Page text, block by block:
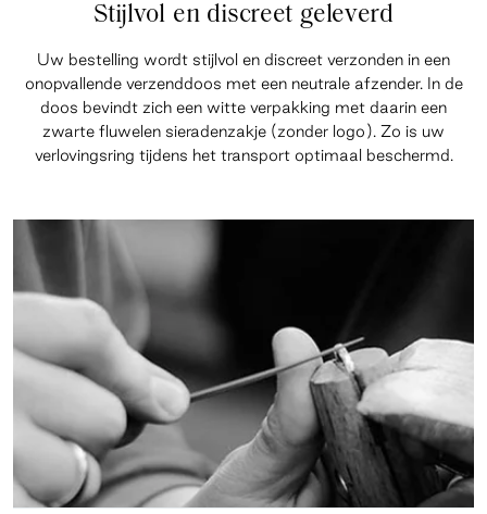
Stijlvol en discreet geleverd
Uw bestelling wordt stijlvol en discreet verzonden in een
onopvallende verzenddoos met een neutrale afzender. In de
doos bevindt zich een witte verpakking met daarin een
zwarte fluwelen sieradenzakje (zonder logo). Zo is uw
verlovingsring tijdens het transport optimaal beschermd.